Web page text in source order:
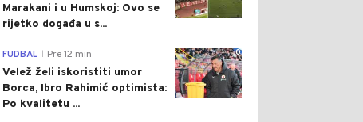
Marakani i u Humskoj: Ovo se
rijetko događa u s...
0
FUDBAL Pre 12 min
Velež želi iskoristiti umor
Borca, Ibro Rahimić optimista:
Po kvalitetu ...